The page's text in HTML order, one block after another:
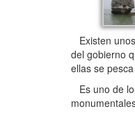
Existen
del gobierno
ellas se
Es uno de